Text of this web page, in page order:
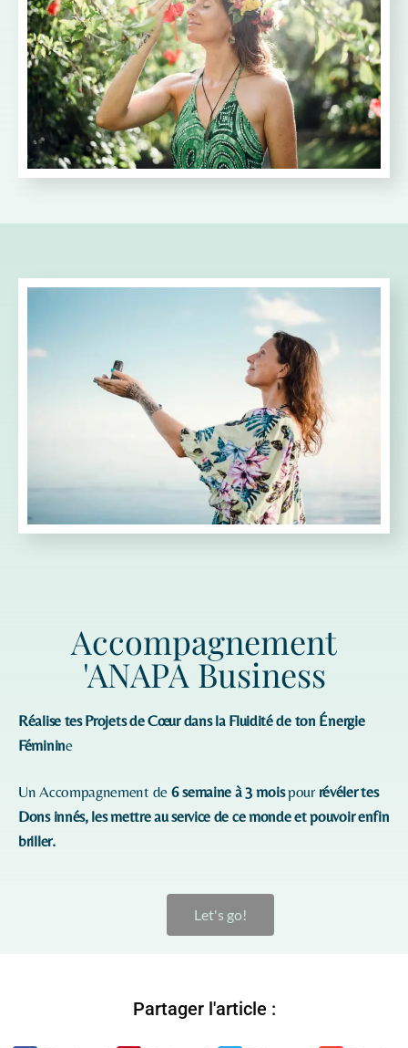
Accompagnement
'ANAPA Business
Réalise tes Projets de Cœur dans la Fluidité de ton Énergie
Féminine
Un Accompagnement de 6 semaine à 3 moispour révéler tes
Dons innés, les mettre au service de ce monde et pouvoir enfin
briller.
Let's go!
Partager l'article :